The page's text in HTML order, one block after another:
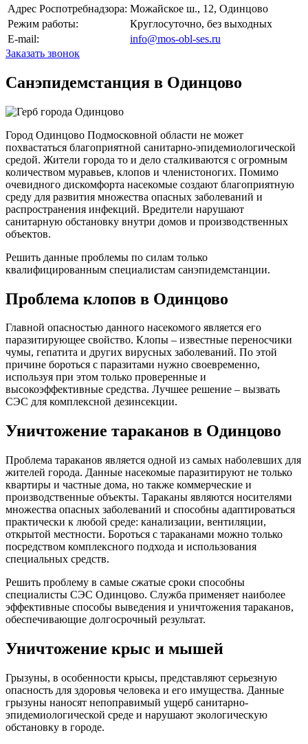
Адрес Роспотребнадзора: Можайское ш., 12, Одинцово
Режим работы:
Круглосуточно, без выходных
E-mail:
info@mos-obl-ses.ru
Заказать звонок
Санэпидемстанция в Одинцово
Город Одинцово Подмосковной области не может
похвастаться благоприятной санитарно-эпидемиологической
средой. Жители города то и дело сталкиваются с огромным
количеством муравьев, клопов и членистоногих. Помимо
очевидного дискомфорта насекомые создают благоприятную
среду для развития множества опасных заболеваний и
распространения инфекций. Вредители нарушают
санитарную обстановку внутри домов и производственных
объектов.
Решить данные проблемы по силам только
квалифицированным специалистам санэпидемстанции.
Проблема клопов в Одинцово
Главной опасностью данного насекомого является его
паразитирующее свойство. Клопы – известные переносчики
чумы, гепатита и других вирусных заболеваний. По этой
причине бороться с паразитами нужно своевременно,
используя при этом только проверенные и
высокоэффективные средства. Лучшее решение – вызвать
СЭС для комплексной дезинсекции.
Уничтожение тараканов в Одинцово
Проблема тараканов является одной из самых наболевших для
жителей города. Данные насекомые паразитируют не только
квартиры и частные дома, но также коммерческие и
производственные объекты. Тараканы являются носителями
множества опасных заболеваний и способны адаптироваться
практически к любой среде: канализации, вентиляции,
открытой местности. Бороться с тараканами можно только
посредством комплексного подхода и использования
специальных средств.
Решить проблему в самые сжатые сроки способны
специалисты СЭС Одинцово. Служба применяет наиболее
эффективные способы выведения и уничтожения тараканов,
обеспечивающие долгосрочный результат.
Уничтожение крыс и мышей
Грызуны, в особенности крысы, представляют серьезную
опасность для здоровья человека и его имущества. Данные
грызуны наносят непоправимый ущерб санитарно-
эпидемиологической среде и нарушают экологическую
обстановку в городе.